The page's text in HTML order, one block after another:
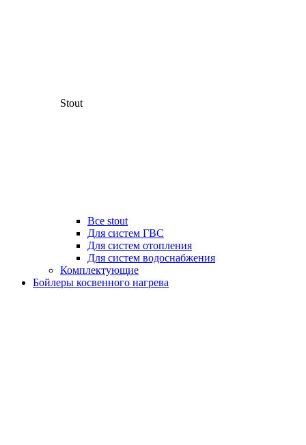
Stout
Все stout
Для систем ГВС
Для систем отопления
Для систем водоснабжения
Комплектующие
Бойлеры косвенного нагрева